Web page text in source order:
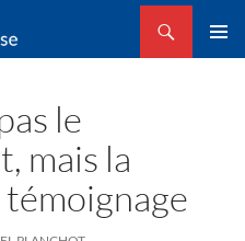
le
mais la